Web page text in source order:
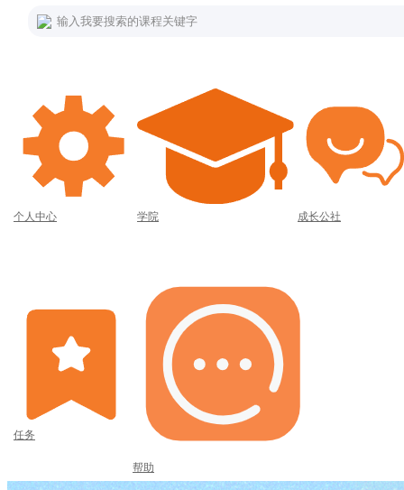
输入我要搜索的课程关键字
个人中心 学院 成长公社
任务
帮助